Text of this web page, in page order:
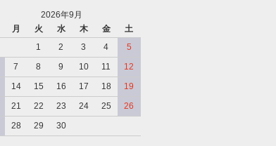
2026年9月
月 火 水 木 金
土
1
2 3 4
5
7 8 9 10 11
12
14 15 16 17 18
19
21 22 23 24 25
26
28 29 30